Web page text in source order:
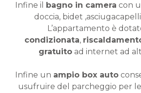
Infine il bagno in camera con
doccia, bidet
L’appartamento è
condizionata,
gratuito ad internet ad
Infine un ampio box auto
usufruire del parcheggio per